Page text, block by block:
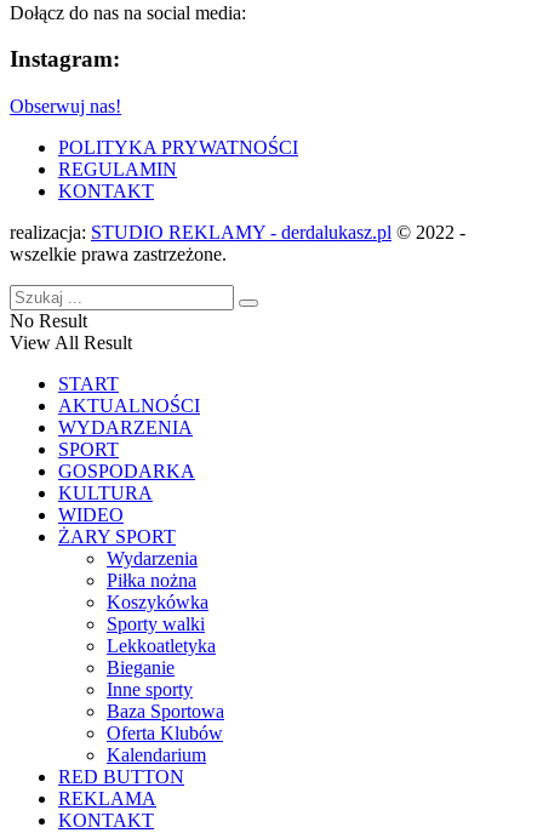
Dołącz do nas na social media:
Instagram:
Obserwuj nas!
POLITYKA PRYWATNOŚCI
REGULAMIN
KONTAKT
realizacja: STUDIO REKLAMY - derdalukasz.pl © 2022 -
wszelkie prawa zastrzeżone.
No Result
View All Result
START
AKTUALNOŚCI
WYDARZENIA
SPORT
GOSPODARKA
KULTURA
WIDEO
ŻARY SPORT
Wydarzenia
Piłka nożna
Koszykówka
Sporty walki
Lekkoatletyka
Bieganie
Inne sporty
Baza Sportowa
Oferta Klubów
Kalendarium
RED BUTTON
REKLAMA
KONTAKT